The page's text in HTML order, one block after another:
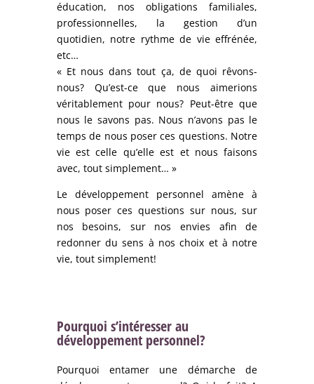
éducation, nos obligations familiales,
professionnelles, la gestion d’un
quotidien, notre rythme de vie effrénée,
etc…
« Et nous dans tout ça, de quoi rêvons-
nous? Qu’est-ce que nous aimerions
véritablement pour nous? Peut-être que
nous le savons pas. Nous n’avons pas le
temps de nous poser ces questions. Notre
vie est celle qu’elle est et nous faisons
avec, tout simplement… »
Le développement personnel amène à
nous poser ces questions sur nous, sur
nos besoins, sur nos envies afin de
redonner du sens à nos choix et à notre
vie, tout simplement!
Pourquoi s’intéresser au
développement personnel?
Pourquoi entamer une démarche de